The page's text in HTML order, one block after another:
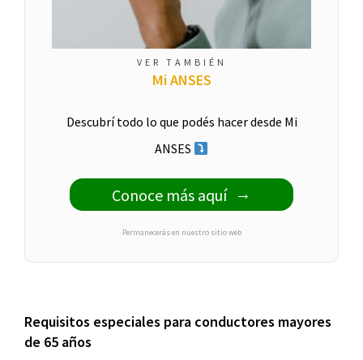
VER TAMBIÉN
Mi ANSES
Descubrí todo lo que podés hacer desde Mi
ANSES
Conoce más aquí
Permanecerás en nuestro sitio web
Requisitos especiales para conductores mayores
de 65 años